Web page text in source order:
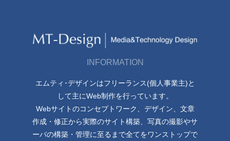
INFORMATION
エムティ･デザインはフリーランス(個人事業主)と
して主にWeb制作を行っています。
Webサイトのコンセプトワーク、デザイン、文章
作成・修正から実際のサイト構築、写真の撮影やサ
ーバの構築・管理に至るまで全てをワンストップで